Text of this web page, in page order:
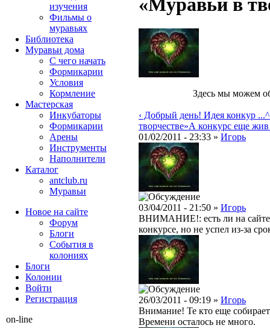
Здесь мы можем
‹ Добрый день! Идея конкур ...
творчестве»А конкурс еще жив
01/02/2011 - 23:33 » Игорь
03/04/2011 - 21:50 » Игорь
ВНИМАНИЕ!: есть ли на сайте
конкурсе, но не успел из-за
26/03/2011 - 09:19 » Игорь
Внимание! Те кто еще
Времени осталось не много.
изучения
Фильмы о
муравьях
Библиотека
Муравьи дома
С чего начать
Формикарии
Условия
Кормление
Мастерская
Инкубаторы
Формикарии
Арены
Инструменты
Наполнители
Каталог
antclub.ru
Муравьи
Новое на сайте
Форум
Блоги
События в
колониях
Блоги
Колонии
Войти
Peгиcтpaция
on-line